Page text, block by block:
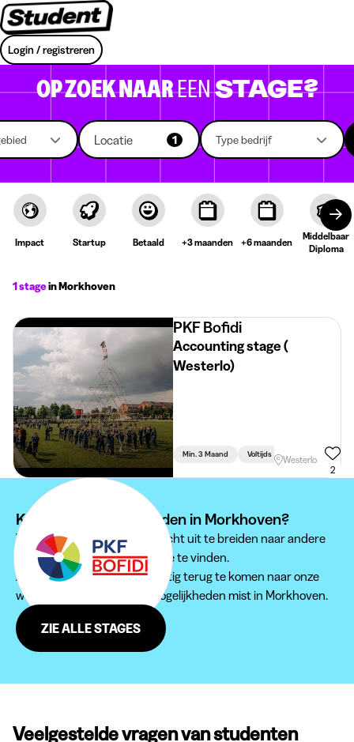
Login / registreren
OP ZOEK NAAREENSTAGE?
Locatie 1 Type bedrijf
Impact Startup Betaald +3 maanden +6 maanden
Middelbaar
Diploma
1 stagein Morkhoven
PKF Bofidi
Accounting stage (
Westerlo)
Min. 3 Maand Voltijds Accountancy-
Westerlo
2
Kan je je stage niet vinden in Morkhoven?
Wij raden je aan om je zoektocht uit te breiden naar andere
regio's om een passende stage te vinden.
Aarzel zeker niet om regelmatig terug te komen naar onze
website, zodat je geen jobmogelijkheden mist in Morkhoven.
ZIE ALLE STAGES
Veelgestelde vragen van studenten